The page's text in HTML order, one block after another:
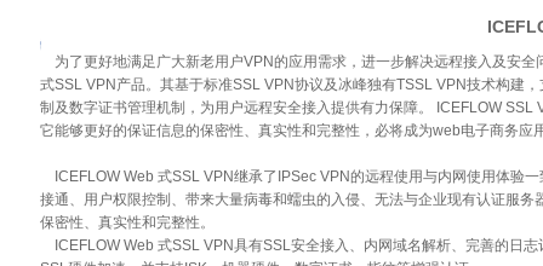
为了更好地满足广大新老用户VPN的应用需求，进一步解决远程接入及安
式SSL VPN产品。其基于标准SSL VPN协议及冰峰独有TSSL VPN技术构建
制及数字证书管理机制，为用户远程安全接入提供有力保障。 ICEFLOW
它能够更好的保证信息的保密性、真实性和完整性，必将成为web电子商务应
ICEFLOW Web 式SSL VPN继承了IPSec VPN的远程使用与内网使用体验
接通、用户权限控制、带来大量病毒和蠕虫的入侵、无法与企业现有认证服
保密性、真实性和完整性。
ICEFLOW Web 式SSL VPN具有SSL安全接入、内网域名解析、完善的日